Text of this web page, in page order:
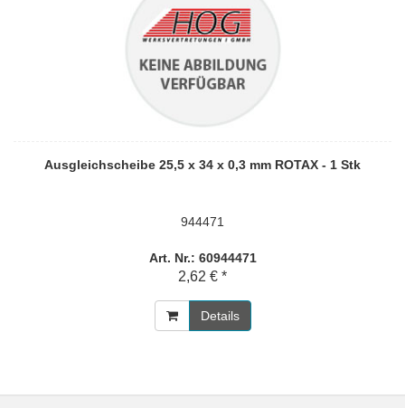
Ausgleichscheibe 25,5 x 34 x 0,3 mm ROTAX - 1 Stk
944471
Art. Nr.: 60944471
2,62 € *
Details